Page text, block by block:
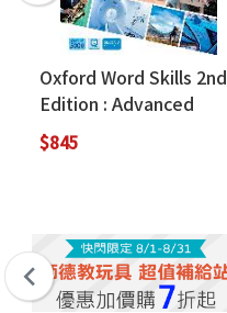
Oxford Word Skills 2nd
Edition : Advanced
(with APP)
$845